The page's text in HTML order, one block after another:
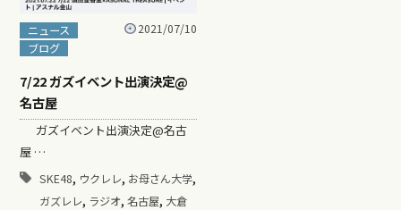
ニュース
ブログ
2021/07/10
7/22 ガズイベント出演決定@
名古屋
ガズイベント出演決定@名古
屋 …
SKE48, ウクレレ, お母さん大学,
ガズレレ, ラジオ, 名古屋, 大倉